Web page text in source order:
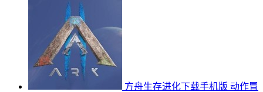
方舟生存进化下载手机版 动作冒